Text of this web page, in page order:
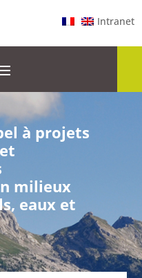
Intranet
à projets
milieux
eaux et